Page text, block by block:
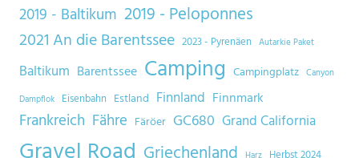
2019 - Baltikum 2019 - Peloponnes
2021 An die Barentssee 2023 - Pyrenäen Autarkie Paket
Baltikum Barentssee Camping Campingplatz Canyon
Dampflok Eisenbahn Estland Finnland Finnmark
Frankreich Fähre Färöer GC680 Grand California